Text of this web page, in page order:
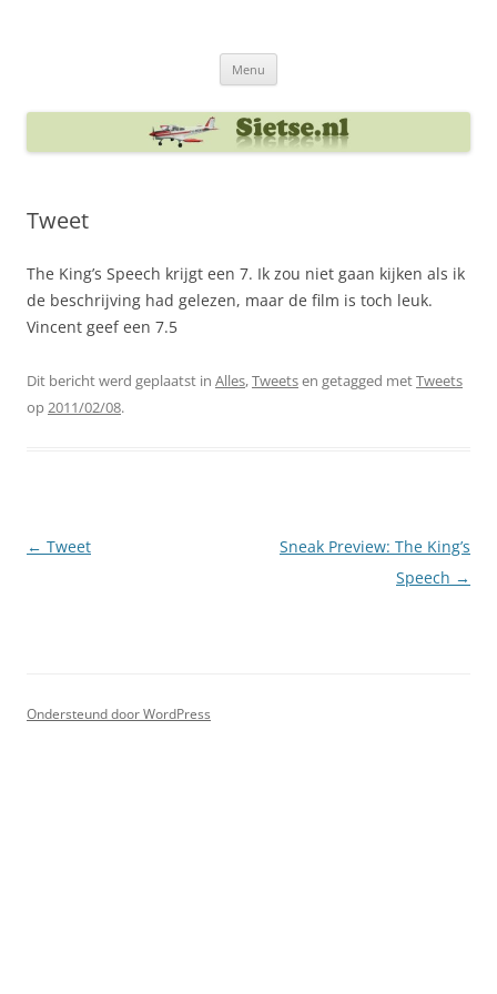
Menu
Tweet
The King’s Speech krijgt een 7. Ik zou niet gaan kijken als ik
de beschrijving had gelezen, maar de film is toch leuk.
Vincent geef een 7.5
Dit bericht werd geplaatst in Alles,Tweetsen getagged metTweets
op2011/02/08.
Berichtnavigatie
← Tweet
Sneak Preview: The King’s
Speech →
Ondersteund door WordPress